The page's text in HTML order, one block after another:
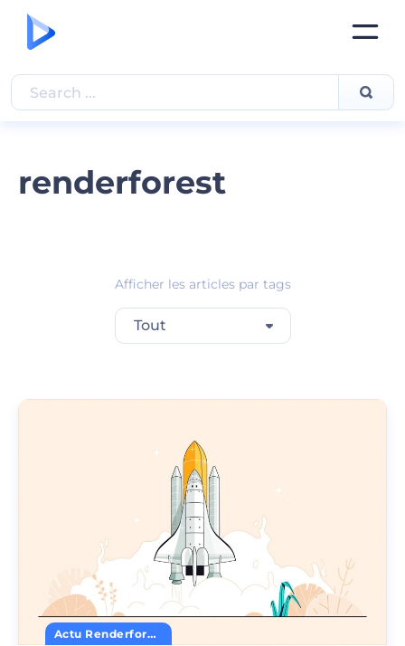
renderforest
Afficher les articles par tags
Tout
Actu Renderforest